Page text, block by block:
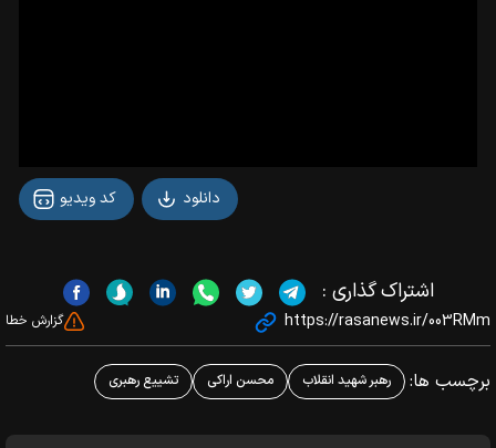
کد ویدیو دانلود
اشتراک گذاری :
https://rasanews.ir/003RMm گزارش خطا
برچسب ها: رهبر شهید انقلاب محسن اراکی تشییع رهبری